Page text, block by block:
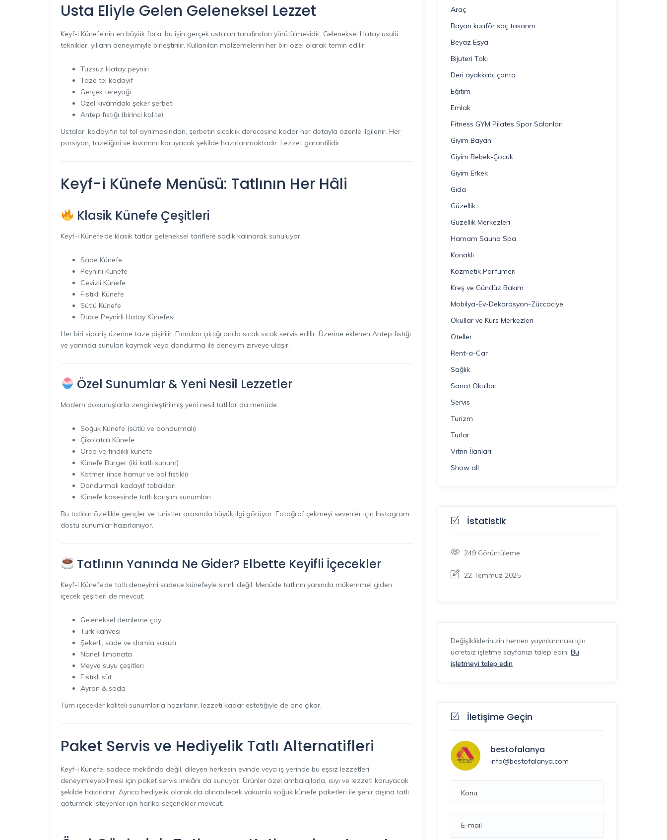
Usta Eliyle Gelen Geleneksel Lezzet
Keyf-i Künefe’nin en büyük farkı, bu işin gerçek ustaları tarafından yürütülmesidir. Geleneksel Hatay usulü
teknikler, yılların deneyimiyle birleştirilir. Kullanılan malzemelerin her biri özel olarak temin edilir:
Tuzsuz Hatay peyniri
Taze tel kadayıf
Gerçek tereyağı
Özel kıvamdaki şeker şerbeti
Antep fıstığı (birinci kalite)
Ustalar, kadayıfın tel tel ayrılmasından, şerbetin sıcaklık derecesine kadar her detayla özenle ilgilenir. Her
porsiyon, tazeliğini ve kıvamını koruyacak şekilde hazırlanmaktadır. Lezzet garantilidir.
Keyf-i Künefe Menüsü: Tatlının Her Hâli
Klasik Künefe Çeşitleri
Keyf-i Künefe’de klasik tatlar geleneksel tariflere sadık kalınarak sunuluyor:
Sade Künefe
Peynirli Künefe
Cevizli Künefe
Fıstıklı Künefe
Sütlü Künefe
Duble Peynirli Hatay Künefesi
Her biri sipariş üzerine taze pişirilir. Fırından çıktığı anda sıcak sıcak servis edilir. Üzerine eklenen Antep fıstığı
ve yanında sunulan kaymak veya dondurma ile deneyim zirveye ulaşır.
Özel Sunumlar & Yeni Nesil Lezzetler
Modern dokunuşlarla zenginleştirilmiş yeni nesil tatlılar da menüde:
Soğuk Künefe (sütlü ve dondurmalı)
Çikolatalı Künefe
Oreo ve fındıklı künefe
Künefe Burger (iki katlı sunum)
Katmer (ince hamur ve bol fıstıklı)
Dondurmalı kadayıf tabakları
Künefe kasesinde tatlı karışım sunumları
Bu tatlılar özellikle gençler ve turistler arasında büyük ilgi görüyor. Fotoğraf çekmeyi sevenler için Instagram
dostu sunumlar hazırlanıyor.
Tatlının Yanında Ne Gider? Elbette Keyifli İçecekler
Keyf-i Künefe’de tatlı deneyimi sadece künefeyle sınırlı değil. Menüde tatlının yanında mükemmel giden
içecek çeşitleri de mevcut:
Geleneksel demleme çay
Türk kahvesi
Şekerli, sade ve damla sakızlı
Naneli limonata
Meyve suyu çeşitleri
Fıstıklı süt
Ayran & soda
Tüm içecekler kaliteli sunumlarla hazırlanır, lezzeti kadar estetiğiyle de öne çıkar.
Paket Servis ve Hediyelik Tatlı Alternatifleri
Keyf-i Künefe, sadece mekânda değil, dileyen herkesin evinde veya iş yerinde bu eşsiz lezzetleri
deneyimleyebilmesi için paket servis imkânı da sunuyor. Ürünler özel ambalajlarla, ısıyı ve lezzeti koruyacak
şekilde hazırlanır. Ayrıca hediyelik olarak da alınabilecek vakumlu soğuk künefe paketleri ile şehir dışına tatlı
götürmek isteyenler için harika seçenekler mevcut.
Araç
Bayan kuaför saç tasarım
Beyaz Eşya
Bijuteri Takı
Deri ayakkabı çanta
Eğitim
Emlak
Fitness GYM Pilates Spor Salonları
Giyim Bayan
Giyim Bebek-Çocuk
Giyim Erkek
Gıda
Güzellik
Güzellik Merkezleri
Hamam Sauna Spa
Konaklı
Kozmetik Parfümeri
Kreş ve Gündüz Bakım
Mobilya-Ev-Dekorasyon-Züccaciye
Okullar ve Kurs Merkezleri
Oteller
Rent-a-Car
Sağlık
Sanat Okulları
Servis
Turizm
Turlar
Vitrin İlanları
Show all
İstatistik
249 Görüntüleme
22 Temmuz 2025
Değişikliklerinizin hemen yayınlanması için
ücretsiz işletme sayfanızı talep edin. Bu
işletmeyi talep edin
İletişime Geçin
bestofalanya
info@bestofalanya.com